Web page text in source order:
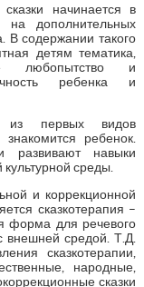
начинается в
на дополнительных
В содержании такого
детям тематика,
любопытство и
ребенка и
из первых видов
ребенок.
развивают навыки
среды.
и коррекционной
сказкотерапия –
форма для речевого
внешней средой. Т.Д.
сказкотерапии,
народные,
сказки